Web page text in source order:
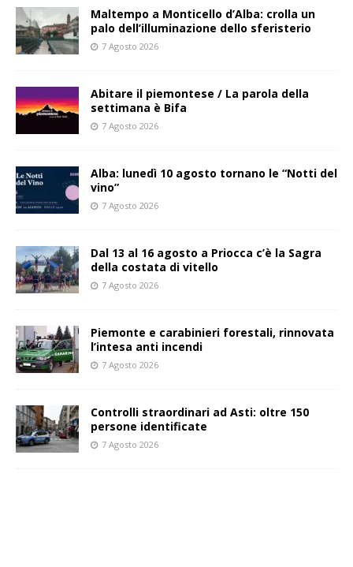
Maltempo a Monticello d’Alba: crolla un
palo dell’illuminazione dello sferisterio
7 Agosto 2026
Abitare il piemontese / La parola della
settimana è Bifa
7 Agosto 2026
Alba: lunedì 10 agosto tornano le “Notti del
vino”
7 Agosto 2026
Dal 13 al 16 agosto a Priocca c’è la Sagra
della costata di vitello
7 Agosto 2026
Piemonte e carabinieri forestali, rinnovata
l’intesa anti incendi
7 Agosto 2026
Controlli straordinari ad Asti: oltre 150
persone identificate
7 Agosto 2026